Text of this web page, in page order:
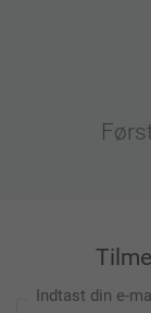
Indtast din e-